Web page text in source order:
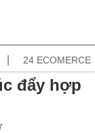
24 ECOMERCE
đẩy hợp